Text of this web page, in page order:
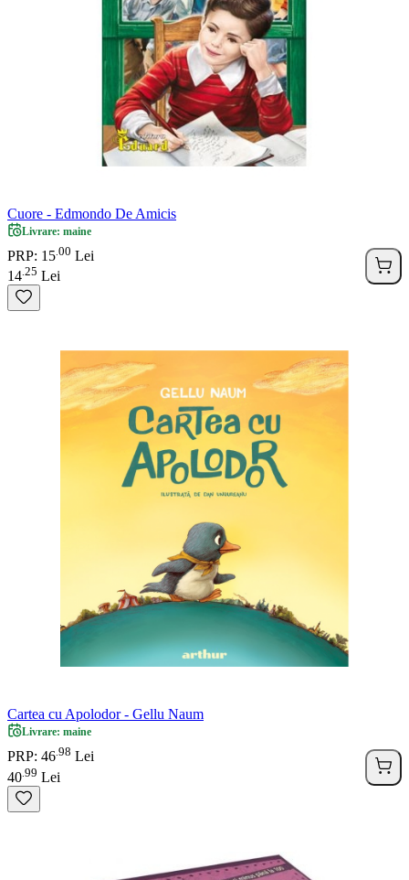
Cuore - Edmondo De Amicis
Livrare: maine
PRP: 15 00 Lei
14 25 Lei
Cartea cu Apolodor - Gellu Naum
Livrare: maine
PRP: 46 98 Lei
40 99 Lei